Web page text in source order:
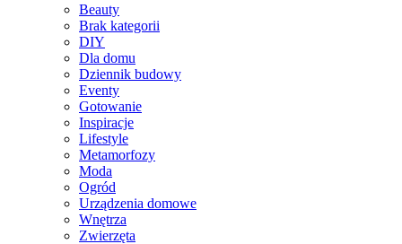
Beauty
Brak kategorii
DIY
Dla domu
Dziennik budowy
Eventy
Gotowanie
Inspiracje
Lifestyle
Metamorfozy
Moda
Ogród
Urządzenia domowe
Wnętrza
Zwierzęta